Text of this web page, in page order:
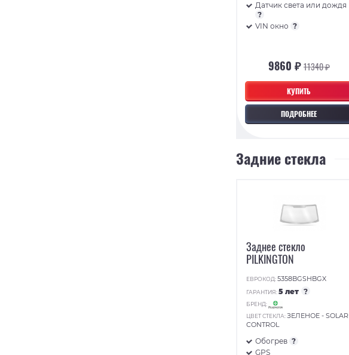
КУПИТЬ
ПОДРОБНЕЕ
Датчик света или дождя
?
VIN окно ?
9860 ₽11340 ₽
Задние стекла
Заднее стекло
PILKINGTON
ЕВРОКОД:5358BGSHBGX
ГАРАНТИЯ:5 лет ?
БРЕНД:
ЦВЕТ СТЕКЛА:ЗЕЛЕНОЕ - SOLAR
CONTROL
Обогрев ?
GPS